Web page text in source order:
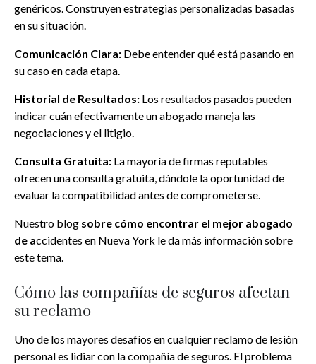
genéricos. Construyen estrategias personalizadas basadas
en su situación.
Comunicación Clara: Debe entender qué está pasando en
su caso en cada etapa.
Historial de Resultados: Los resultados pasados pueden
indicar cuán efectivamente un abogado maneja las
negociaciones y el litigio.
Consulta Gratuita: La mayoría de firmas reputables
ofrecen una consulta gratuita, dándole la oportunidad de
evaluar la compatibilidad antes de comprometerse.
Nuestro blog sobre cómo encontrar el mejor abogado
de accidentes en Nueva York le da más información sobre
este tema.
Cómo las compañías de seguros afectan
su reclamo
Uno de los mayores desafíos en cualquier reclamo de lesión
personal es lidiar con la compañía de seguros. El problema